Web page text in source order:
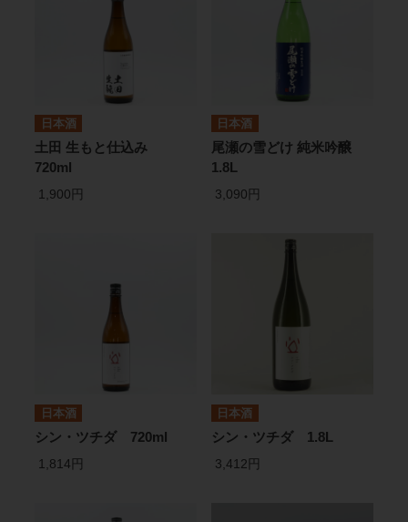
日本酒
土田 生もと仕込み
720ml
1,900円
日本酒
尾瀬の雪どけ 純米吟醸
1.8L
3,090円
日本酒
シン・ツチダ 720ml
1,814円
日本酒
シン・ツチダ 1.8L
3,412円